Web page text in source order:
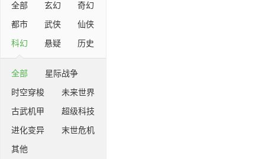
全部
玄幻
奇幻
都市
武侠
仙侠
科幻
悬疑 历史
全部
星际战争
时空穿梭
未来世界
古武机甲
超级科技
进化变异
末世危机
其他